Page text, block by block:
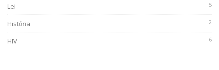
Lei 5
História 2
HIV 6